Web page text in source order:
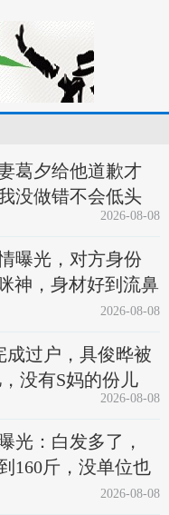
葛夕给他道歉才
没做错不会低头
2026-08-08
曝光，对方身份
神，身材好到流鼻
2026-08-08
成过户，具俊晔被
没有S妈的份儿
2026-08-08
光：白发多了，
160斤，没单位也
2026-08-08